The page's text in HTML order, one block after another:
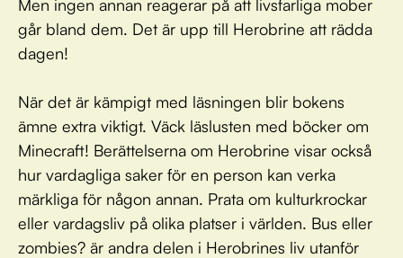
Men ingen annan reagerar på att livsfarliga mober
går bland dem. Det är upp till Herobrine att rädda
dagen!
När det är kämpigt med läsningen blir bokens
ämne extra viktigt. Väck läslusten med böcker om
Minecraft! Berättelserna om Herobrine visar också
hur vardagliga saker för en person kan verka
märkliga för någon annan. Prata om kulturkrockar
eller vardagsliv på olika platser i världen. Bus eller
zombies? är andra delen i Herobrines liv utanför